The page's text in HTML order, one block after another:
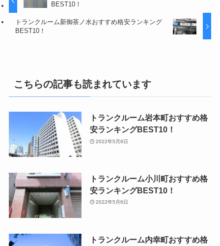
BEST10！
トランクルーム新御茶ノ水おすすめ格安ランキング
BEST10！
こちらの記事も読まれています
トランクルーム岩本町おすすめ格
安ランキングBEST10！
2022年5月6日
トランクルーム小川町おすすめ格
安ランキングBEST10！
2022年5月6日
トランクルーム内幸町おすすめ格